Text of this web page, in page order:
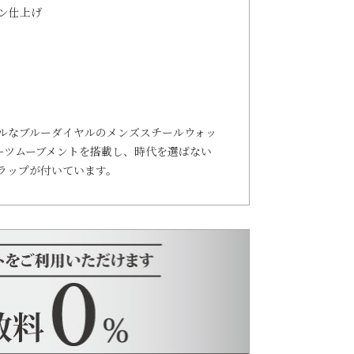
仕上げ
ブルーダイヤルのメンズスチールウォッ
ムーブメントを搭載し、時代を選ばない
プが付いています。